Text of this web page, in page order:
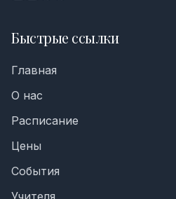
Быстрые ссылки
Главная
О нас
Расписание
Цены
События
Учителя